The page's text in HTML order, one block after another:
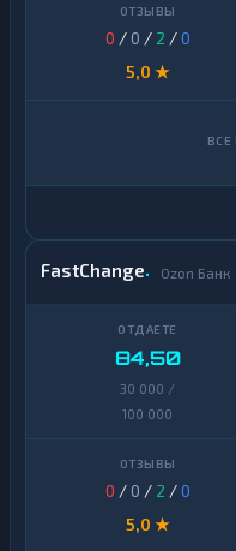
0 / 0 / 2 /0
5,0 ★
FastChange Ozon Банк
84,50
30 000 /
100 000
0 / 0 / 2 /0
5,0 ★